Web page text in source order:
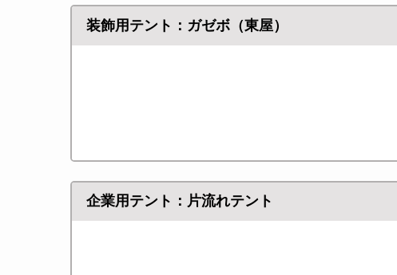
装飾用テント：ガゼボ（東屋）
企業用テント：片流れテント